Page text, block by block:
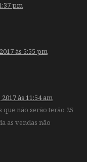
pm
às 5:55 pm
às 11:54 am
não serão terão 25
as vendas não